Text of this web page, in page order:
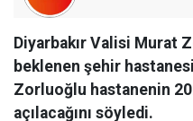
Diyarbakır Valisi Murat
beklenen şehir
Zorluoğlu hastanenin
açılacağını söyledi.